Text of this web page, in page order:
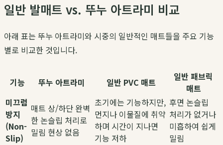
일반 발매트 vs. 뚜누 아트라미 비교
아래 표는 뚜누 아트라미와 시중의 일반적인 매트들을 주요 기능
별로 비교한 것입니다.
기능 뚜누 아트라미 일반 PVC 매트
일반 패브릭
매트
미끄럼
방지
(Non-
Slip)
매트 상/하단 완벽
한 논슬립 처리로
밀림 현상 없음
초기에는 기능하지만,
먼지나 이물질에 취약
하며 시간이 지나면
기능 저하
후면 논슬립
처리가 없거나
미흡하여 쉽게
밀림